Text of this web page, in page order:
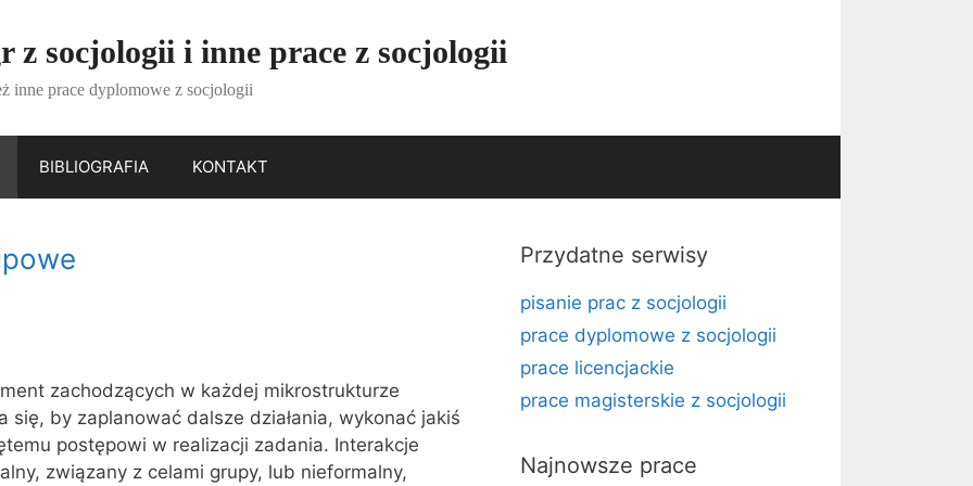
z socjologii i inne prace z socjologii
inne prace dyplomowe z socjologii
BIBLIOGRAFIA KONTAKT
zachodzących w każdej mikrostrukturze
się, by zaplanować dalsze działania, wykonać jakiś
postępowi w realizacji zadania. Interakcje
związany z celami grupy, lub nieformalny,
Przydatne serwisy
pisanie prac z socjologii
prace dyplomowe z socjologii
prace licencjackie
prace magisterskie z socjologii
Najnowsze prace